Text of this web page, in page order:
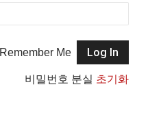
Remember Me
비밀번호 분실 초기화